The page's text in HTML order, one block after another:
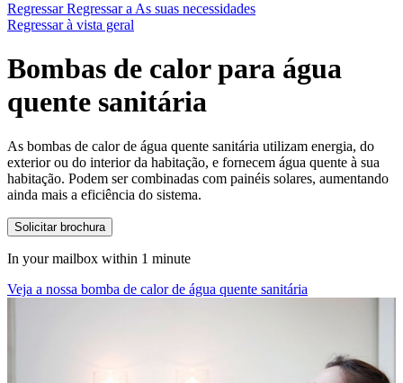
Regressar Regressar a As suas necessidades
Regressar à vista geral
Bombas de calor para água
quente sanitária
As bombas de calor de água quente sanitária utilizam energia, do
exterior ou do interior da habitação, e fornecem água quente à sua
habitação. Podem ser combinadas com painéis solares, aumentando
ainda mais a eficiência do sistema.
Solicitar brochura
In your mailbox within 1 minute
Veja a nossa bomba de calor de água quente sanitária